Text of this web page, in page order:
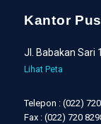
Kantor
Jl. Babakan Sari
Lihat Peta
Telepon : (022)
Fax : (022) 720